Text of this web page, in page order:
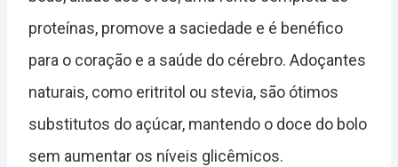
proteínas, promove a saciedade e é benéfico
para o coração e a saúde do cérebro. Adoçantes
naturais, como eritritol ou stevia, são ótimos
substitutos do açúcar, mantendo o doce do bolo
sem aumentar os níveis glicêmicos.